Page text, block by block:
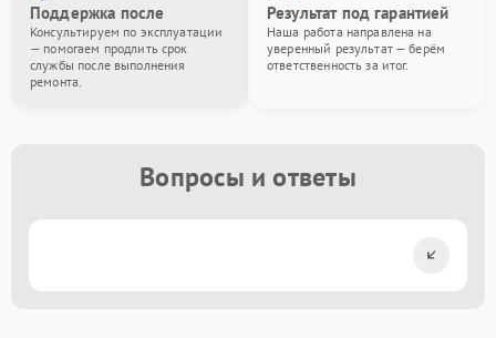
Поддержка после
Консультируем по эксплуатации
— помогаем продлить срок
службы после выполнения
ремонта.
Результат под гарантией
Наша работа направлена на
уверенный результат — берём
ответственность за итог.
Вопросы и ответы